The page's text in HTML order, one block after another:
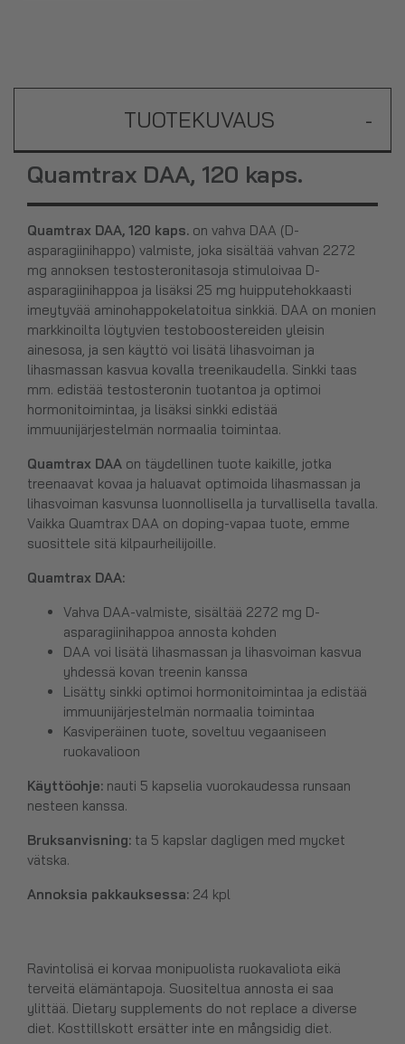
TUOTEKUVAUS -
Quamtrax DAA, 120 kaps.
Quamtrax DAA, 120 kaps. on vahva DAA (D-
asparagiinihappo) valmiste, joka sisältää vahvan 2272
mg annoksen testosteronitasoja stimuloivaa D-
asparagiinihappoa ja lisäksi 25 mg huipputehokkaasti
imeytyvää aminohappokelatoitua sinkkiä. DAA on monien
markkinoilta löytyvien testoboostereiden yleisin
ainesosa, ja sen käyttö voi lisätä lihasvoiman ja
lihasmassan kasvua kovalla treenikaudella. Sinkki taas
mm. edistää testosteronin tuotantoa ja optimoi
hormonitoimintaa, ja lisäksi sinkki edistää
immuunijärjestelmän normaalia toimintaa.
Quamtrax DAA on täydellinen tuote kaikille, jotka
treenaavat kovaa ja haluavat optimoida lihasmassan ja
lihasvoiman kasvunsa luonnollisella ja turvallisella tavalla.
Vaikka Quamtrax DAA on doping-vapaa tuote, emme
suosittele sitä kilpaurheilijoille.
Quamtrax DAA:
Vahva DAA-valmiste, sisältää 2272 mg D-
asparagiinihappoa annosta kohden
DAA voi lisätä lihasmassan ja lihasvoiman kasvua
yhdessä kovan treenin kanssa
Lisätty sinkki optimoi hormonitoimintaa ja edistää
immuunijärjestelmän normaalia toimintaa
Kasviperäinen tuote, soveltuu vegaaniseen
ruokavalioon
Käyttöohje: nauti 5 kapselia vuorokaudessa runsaan
nesteen kanssa.
Bruksanvisning: ta 5 kapslar dagligen med mycket
vätska.
Annoksia pakkauksessa: 24 kpl
Ravintolisä ei korvaa monipuolista ruokavaliota eikä
terveitä elämäntapoja. Suositeltua annosta ei saa
ylittää. Dietary supplements do not replace a diverse
diet. Kosttillskott ersätter inte en mångsidig diet.